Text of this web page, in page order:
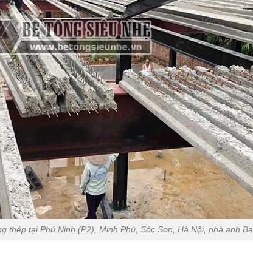
thép tại Phú Ninh (P2), Minh Phú, Sóc Sơn, Hà Nội, nhà anh Ba